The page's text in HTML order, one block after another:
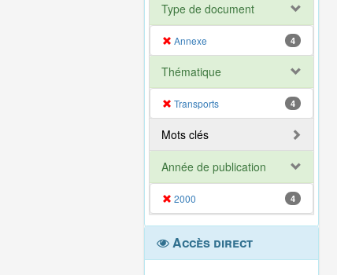
Type de document
Annexe 4
Thématique
Transports 4
Mots clés
Année de publication
2000 4
Accès direct